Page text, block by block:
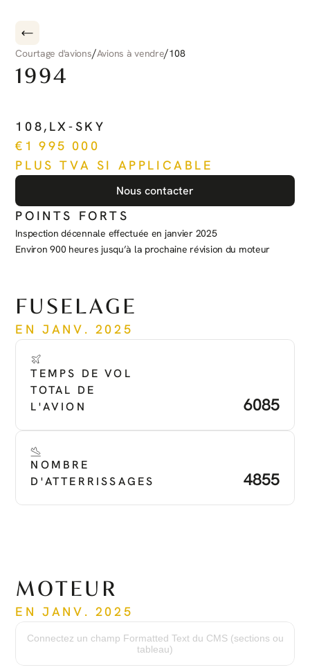
Courtage d'avions/Avions à vendre/108
1994
108, LX-SKY
€ 1 995 000
PLUS TVA SI APPLICABLE
Nous contacter
POINTS FORTS
Inspection décennale effectuée en janvier 2025
Environ 900 heures jusqu’à la prochaine révision du moteur
FUSELAGE
EN JANV. 2025
TEMPS DE VOL
TOTAL DE
L'AVION
6085
NOMBRE
D'ATTERRISSAGES
4855
MOTEUR
EN JANV. 2025
6,085 hrs
Cycles depuis la mise en service
Connectez un champ Formatted Text du CMS (sections ou
tableau)